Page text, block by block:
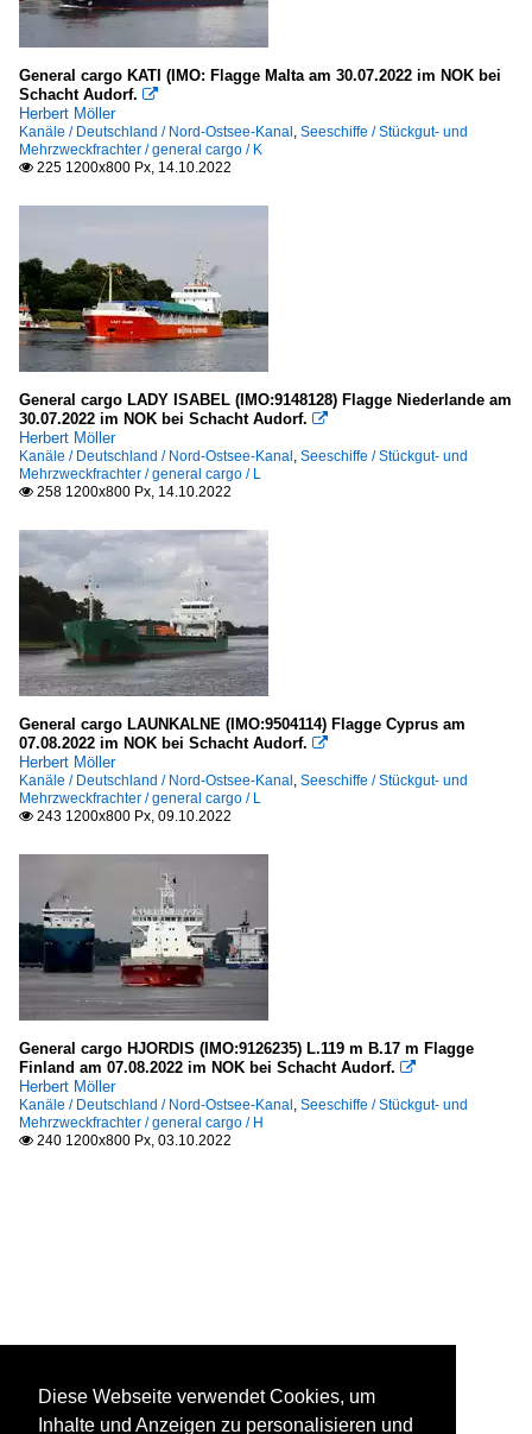
General cargo KATI (IMO: Flagge Malta am 30.07.2022 im NOK bei
Schacht Audorf. 
Herbert Möller
Kanäle / Deutschland / Nord-Ostsee-Kanal, Seeschiffe / Stückgut- und
Mehrzweckfrachter / general cargo / K
 225 1200x800 Px, 14.10.2022
General cargo LADY ISABEL (IMO:9148128) Flagge Niederlande am
30.07.2022 im NOK bei Schacht Audorf. 
Herbert Möller
Kanäle / Deutschland / Nord-Ostsee-Kanal, Seeschiffe / Stückgut- und
Mehrzweckfrachter / general cargo / L
 258 1200x800 Px, 14.10.2022
General cargo LAUNKALNE (IMO:9504114) Flagge Cyprus am
07.08.2022 im NOK bei Schacht Audorf. 
Herbert Möller
Kanäle / Deutschland / Nord-Ostsee-Kanal, Seeschiffe / Stückgut- und
Mehrzweckfrachter / general cargo / L
 243 1200x800 Px, 09.10.2022
General cargo HJORDIS (IMO:9126235) L.119 m B.17 m Flagge
Finland am 07.08.2022 im NOK bei Schacht Audorf. 
Herbert Möller
Kanäle / Deutschland / Nord-Ostsee-Kanal, Seeschiffe / Stückgut- und
Mehrzweckfrachter / general cargo / H
 240 1200x800 Px, 03.10.2022
Diese Webseite verwendet Cookies, um
Inhalte und Anzeigen zu personalisieren und